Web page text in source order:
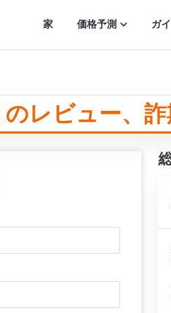
家 価格予測 ガ
レビュー、